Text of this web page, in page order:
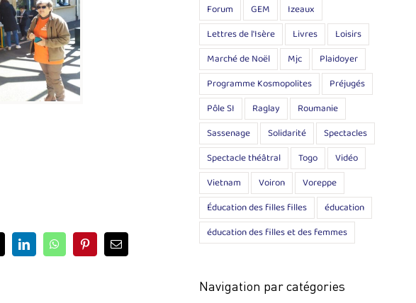
LinkedInWhatsAppPinterestEmail
Forum
GEM
Izeaux
Lettres de l'Isère
Livres
Loisirs
Marché de Noël
Mjc
Plaidoyer
Programme Kosmopolites
Préjugés
Pôle SI
Raglay
Roumanie
Sassenage
Solidarité
Spectacles
Spectacle théâtral
Togo
Vidéo
Vietnam
Voiron
Voreppe
Éducation des filles filles
éducation
éducation des filles et des femmes
Navigation par catégories